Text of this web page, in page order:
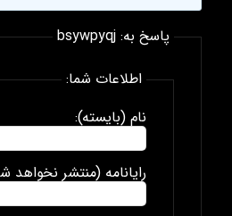
پاسخ به: bsywpyqj
اطلاعات شما:
نام (بایسته):
رایانامه (منتشر نخواهد